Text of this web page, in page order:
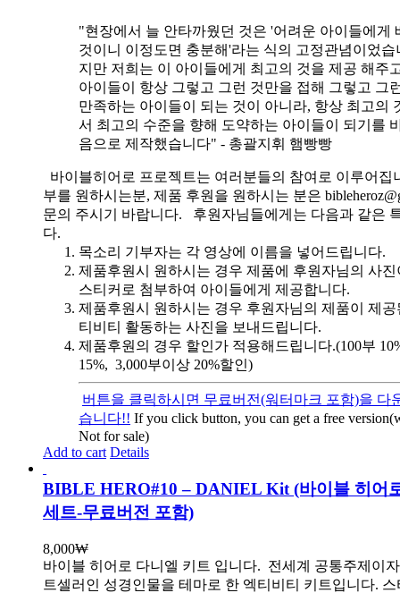
"현장에서 늘 안타까웠던 것은 '어려운 아이들에게
것이니 이정도면 충분해'라는 식의 고정관념이었습
지만 저희는 이 아이들에게 최고의 것을 제공 해주
아이들이 항상 그렇고 그런 것만을 접해 그렇고 그
만족하는 아이들이 되는 것이 아니라, 항상 최고의
서 최고의 수준을 향해 도약하는 아이들이 되기를
음으로 제작했습니다" - 총괄지휘 햄빵빵
바이블히어로 프로젝트는 여러분들의 참여로 이루어집
부를 원하시는분, 제품 후원을 원하시는 분은
문의 주시기 바랍니다. 후원자님들에게는 다음과 같은
다.
목소리 기부자는 각 영상에 이름을 넣어드립니다.
제품후원시 원하시는 경우 제품에 후원자님의 사
스티커로 첨부하여 아이들에게 제공합니다.
제품후원시 원하시는 경우 후원자님의 제품이 제
티비티 활동하는 사진을 보내드립니다.
제품후원의 경우 할인가 적용해드립니다.(100부
15%, 3,000부이상 20%할인)
버튼을 클릭하시면 무료버전(워터마크 포함)을 다
습니다!! If you click button, you can get a free
Not for sale)
Add to cart Details
BIBLE HERO#10 – DANIEL Kit (바이블 히어
세트-무료버전 포함)
8,000₩
바이블 히어로 다니엘 키트 입니다. 전세계 공통주제이
트셀러인 성경인물을 테마로 한 엑티비티 키트입니다.